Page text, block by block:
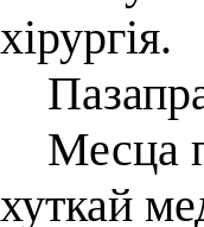
хірургія.
Месца
хуткай